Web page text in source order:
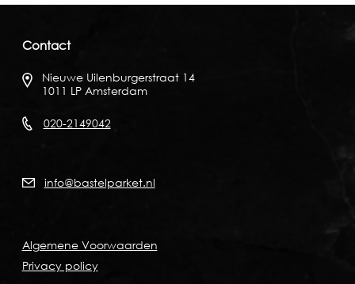
Contact
Nieuwe Uilenburgerstraat 14
1011 LP Amsterdam
020-2149042
info@bastelparket.nl
Algemene Voorwaarden
Privacy policy